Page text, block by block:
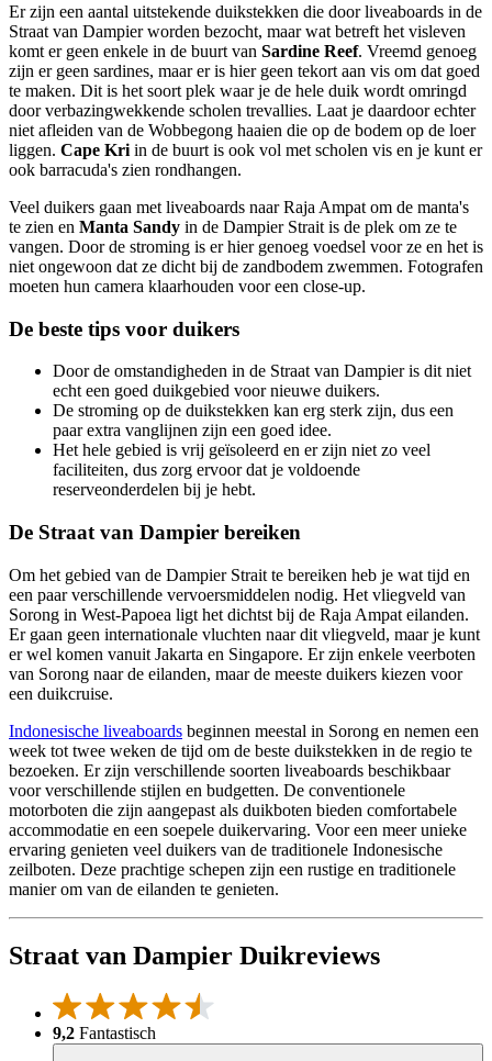
Er zijn een aantal uitstekende duikstekken die door liveaboards in de
Straat van Dampier worden bezocht, maar wat betreft het visleven
komt er geen enkele in de buurt van Sardine Reef. Vreemd genoeg
zijn er geen sardines, maar er is hier geen tekort aan vis om dat goed
te maken. Dit is het soort plek waar je de hele duik wordt omringd
door verbazingwekkende scholen trevallies. Laat je daardoor echter
niet afleiden van de Wobbegong haaien die op de bodem op de loer
liggen. Cape Kri in de buurt is ook vol met scholen vis en je kunt er
ook barracuda's zien rondhangen.
Veel duikers gaan met liveaboards naar Raja Ampat om de manta's
te zien en Manta Sandy in de Dampier Strait is de plek om ze te
vangen. Door de stroming is er hier genoeg voedsel voor ze en het is
niet ongewoon dat ze dicht bij de zandbodem zwemmen. Fotografen
moeten hun camera klaarhouden voor een close-up.
De beste tips voor duikers
Door de omstandigheden in de Straat van Dampier is dit niet
echt een goed duikgebied voor nieuwe duikers.
De stroming op de duikstekken kan erg sterk zijn, dus een
paar extra vanglijnen zijn een goed idee.
Het hele gebied is vrij geïsoleerd en er zijn niet zo veel
faciliteiten, dus zorg ervoor dat je voldoende
reserveonderdelen bij je hebt.
De Straat van Dampier bereiken
Om het gebied van de Dampier Strait te bereiken heb je wat tijd en
een paar verschillende vervoersmiddelen nodig. Het vliegveld van
Sorong in West-Papoea ligt het dichtst bij de Raja Ampat eilanden.
Er gaan geen internationale vluchten naar dit vliegveld, maar je kunt
er wel komen vanuit Jakarta en Singapore. Er zijn enkele veerboten
van Sorong naar de eilanden, maar de meeste duikers kiezen voor
een duikcruise.
Indonesische liveaboards beginnen meestal in Sorong en nemen een
week tot twee weken de tijd om de beste duikstekken in de regio te
bezoeken. Er zijn verschillende soorten liveaboards beschikbaar
voor verschillende stijlen en budgetten. De conventionele
motorboten die zijn aangepast als duikboten bieden comfortabele
accommodatie en een soepele duikervaring. Voor een meer unieke
ervaring genieten veel duikers van de traditionele Indonesische
zeilboten. Deze prachtige schepen zijn een rustige en traditionele
manier om van de eilanden te genieten.
Straat van Dampier Duikreviews
9,2 Fantastisch